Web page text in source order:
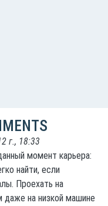
г., 18:33
момент карьера:
найти, если
Проехать на
на низкой машине